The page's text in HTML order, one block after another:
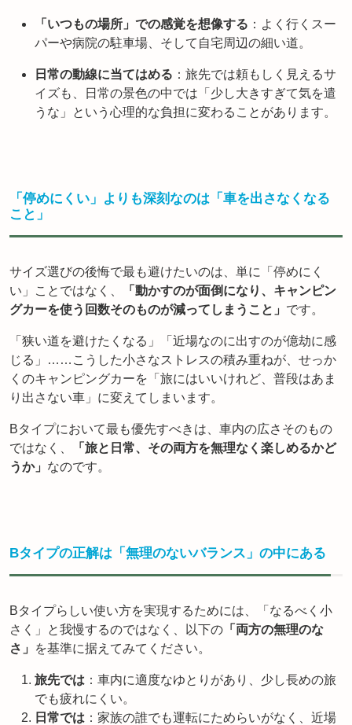
「いつもの場所」での感覚を想像する ：よく行くスー
パーや病院の駐車場、そして自宅周辺の細い道。
日常の動線に当てはめる ：旅先では頼もしく見えるサ
イズも、日常の景色の中では「少し大きすぎて気を遣
うな」という心理的な負担に変わることがあります。
「停めにくい」よりも深刻なのは「車を出さなくなる
こと」
サイズ選びの後悔で最も避けたいのは、単に「停めにく
い」ことではなく、
「動かすのが面倒になり、キャンピン
グカーを使う回数そのものが減ってしまうこと」 です。
「狭い道を避けたくなる」「近場なのに出すのが億劫に感
じる」……こうした小さなストレスの積み重ねが、せっか
くのキャンピングカーを「旅にはいいけれど、普段はあま
り出さない車」に変えてしまいます。
Bタイプにおいて最も優先すべきは、車内の広さそのもの
ではなく、
「旅と日常、その両方を無理なく楽しめるかど
うか」 なのです。
Bタイプの正解は「無理のないバランス」の中にある
Bタイプらしい使い方を実現するためには、「なるべく小
さく」と我慢するのではなく、以下の 「両方の無理のな
さ」
を基準に据えてみてください。
旅先では ：車内に適度なゆとりがあり、少し長めの旅
でも疲れにくい。
日常では ：家族の誰でも運転にためらいがなく、近場